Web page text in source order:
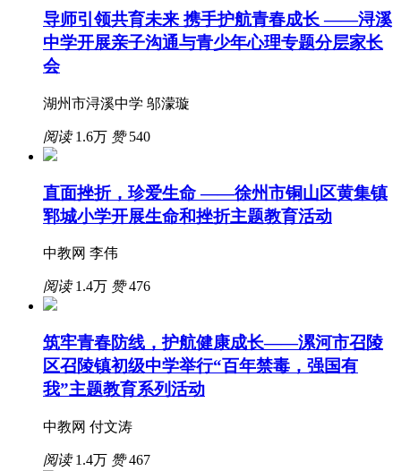
导师引领共育未来 携手护航青春成长 ——浔溪
中学开展亲子沟通与青少年心理专题分层家长
会
湖州市浔溪中学 邬濛璇
阅读1.6万 赞540
直面挫折，珍爱生命 ——徐州市铜山区黄集镇
郓城小学开展生命和挫折主题教育活动
中教网 李伟
阅读1.4万 赞476
筑牢青春防线，护航健康成长——漯河市召陵
区召陵镇初级中学举行“百年禁毒，强国有
我”主题教育系列活动
中教网 付文涛
阅读1.4万 赞467